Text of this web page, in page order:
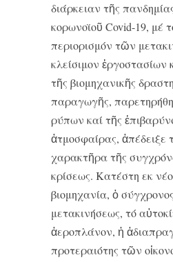
διάρκειαν τῆς
κορωνοϊοῦ Covid-19, μέ
περιορισμόν τῶν
κλείσιμον ἐργοστασίων
τῆς βιομηχανικῆς
παραγωγῆς,
ρύπων καί τῆς
ἀτμοσφαίρας, ἀπέδειξε
χαρακτῆρα τῆς
κρίσεως. Κατέστη εκ
βιομηχανία, ὁ
μετακινήσεως, τό
ἀεροπλάνον, ἡ
προτεραιότης τῶν